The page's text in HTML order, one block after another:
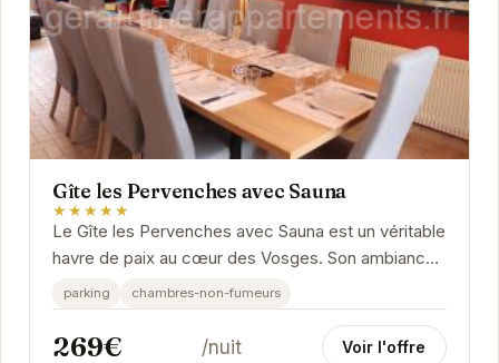
Gîte les Pervenches avec Sauna
★★★★★
Le Gîte les Pervenches avec Sauna est un véritable
havre de paix au cœur des Vosges. Son ambiance
chaleureuse et ses équipements modernes vous...
parking chambres-non-fumeurs
269€ /nuit Voir l'offre